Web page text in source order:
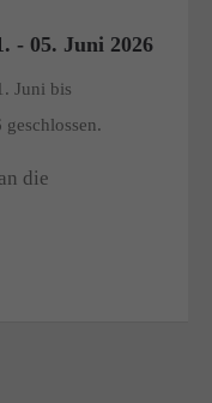
- 05. Juni 2026
Juni bis
die